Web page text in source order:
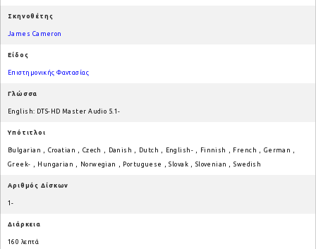
Σκηνοθέτης
James Cameron
Είδος
Επιστημονικής Φαντασίας
Γλώσσα
English: DTS-HD Master Audio 5.1-
Υπότιτλοι
Bulgarian Croatian Czech Danish Dutch English- Finnish French German
Greek-
Hungarian Norwegian Portuguese ,Slovak Slovenian ,Swedish
Αριθμός Δίσκων
1-
Διάρκεια
160 λεπτά